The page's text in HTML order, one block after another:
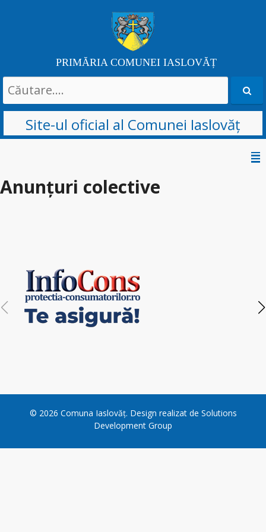
PRIMĂRIA COMUNEI IASLOVĂȚ
Search
for:
Site-ul oficial al Comunei Iaslovăț
content
Anunțuri colective
© 2026 Comuna Iaslovăț. Design realizat de Solutions
Development Group